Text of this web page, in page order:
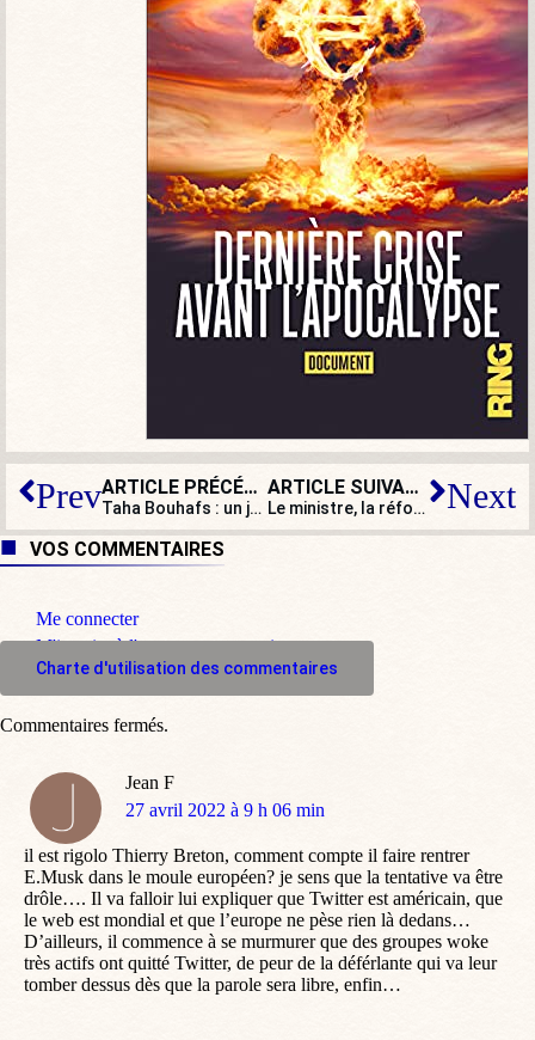
Prev ARTICLE PRÉCÉDENT
Taha Bouhafs : un journaliste sérieux ?
ARTICLE SUIVANT
Le ministre, la réforme et l’article 49.3 : un nouveau film présidentiel à succès Next
VOS COMMENTAIRES
Me connecter
M'inscrire à l'espace commentaire
Charte d'utilisation des commentaires
Jean F
dit
27 avril 2022 à 9 h 06 min
il est rigolo Thierry Breton, comment compte il faire rentrer
E.Musk dans le moule européen? je sens que la tentative va être
drôle…. Il va falloir lui expliquer que Twitter est américain, que
le web est mondial et que l’europe ne pèse rien là dedans…
D’ailleurs, il commence à se murmurer que des groupes woke
très actifs ont quitté Twitter, de peur de la déférlante qui va leur
tomber dessus dès que la parole sera libre, enfin…
Commentaires fermés.